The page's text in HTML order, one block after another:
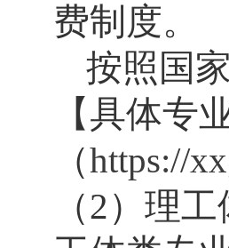
费制度。
按照国
【具体专
（https://
（2）理